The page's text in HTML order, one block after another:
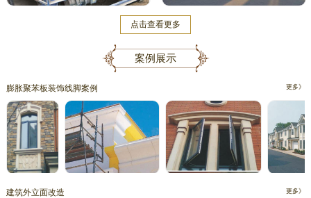
点击查看更多
案例展示
膨胀聚苯板装饰线脚案例 更多》
建筑外立面改造 更多》